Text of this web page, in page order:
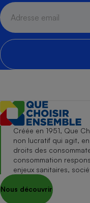
Créée en 1951, Que
non lucratif qui agit,
droits des
consommation
enjeux sanitaires,
Nous découvrir